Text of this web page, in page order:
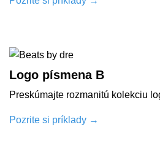
Logo písmena B
Preskúmajte rozmanitú kolekciu
Pozrite si príklady →